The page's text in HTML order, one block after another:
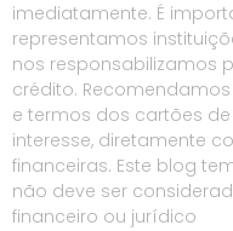
imediatamente. É
representamos
nos responsabilizamos
crédito.
e termos dos cartões
interesse, diretamente
financeiras. Este blog
não deve ser
financeiro ou jurídico